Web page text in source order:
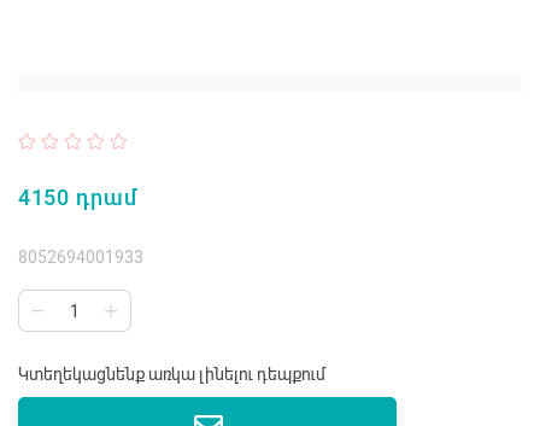
4150 դրամ
8052694001933
Կտեղեկացնենք առկա լինելու դեպքում